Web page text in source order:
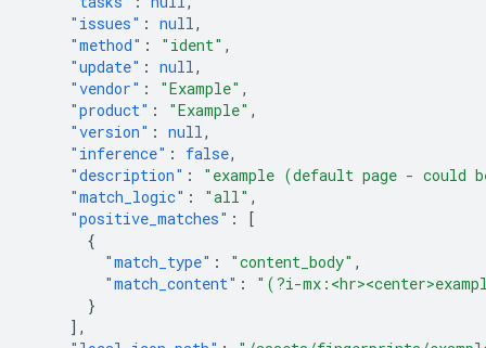
"issues" : null,
"method" : "ident" ,
"update" : null,
"vendor" : "Example" ,
"product" : "Example" ,
"version" : null,
"inference" : false,
"description" :
"example (default page - could
"match_logic" : "all" ,
"positive_matches" :
[
{
"match_type" : "content_body" ,
"match_content" :
"(?i-
}
],